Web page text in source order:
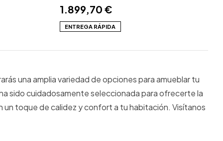
1.899,70 €
ENTREGA RÁPIDA
una amplia variedad de opciones para amueblar tu
sido cuidadosamente seleccionada para ofrecerte la
un toque de calidez y confort a tu habitación. Visítanos